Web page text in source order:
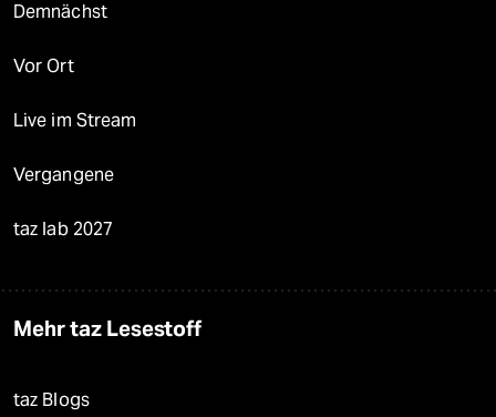
Demnächst
Vor Ort
Live im Stream
Vergangene
taz lab 2027
Mehr taz Lesestoff
taz Blogs